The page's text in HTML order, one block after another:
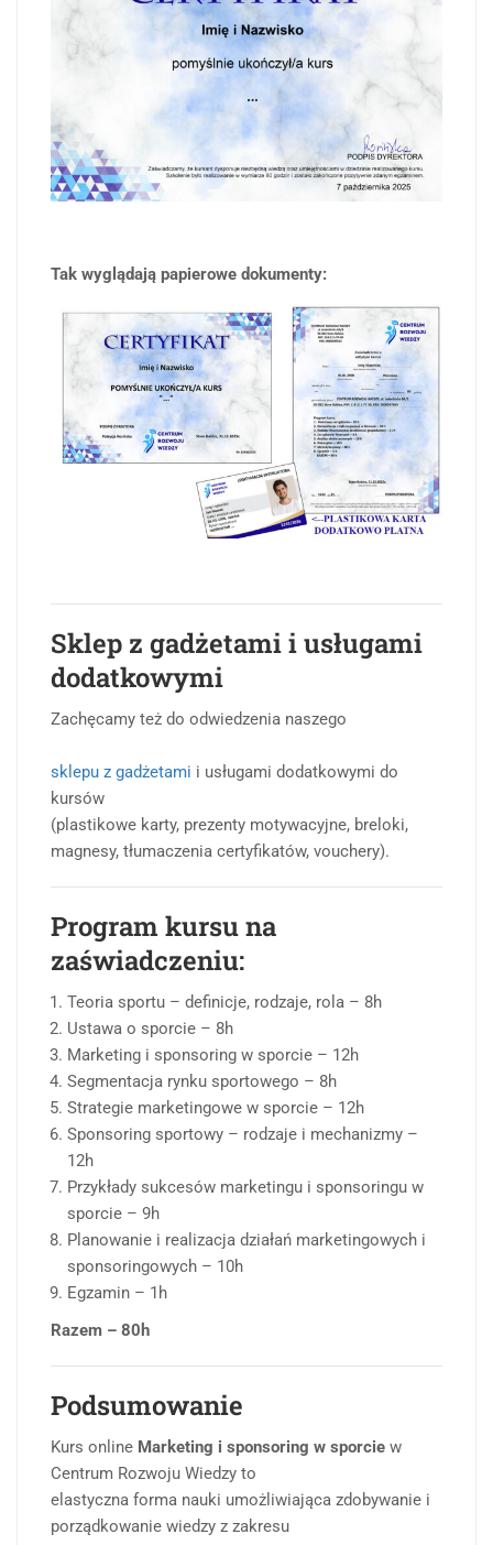
Tak wyglądają papierowe dokumenty:
Sklep z gadżetami i usługami
dodatkowymi
Zachęcamy też do odwiedzenia naszego
sklepu z gadżetami i usługami dodatkowymi do
kursów
(plastikowe karty, prezenty motywacyjne, breloki,
magnesy, tłumaczenia certyfikatów, vouchery).
Program kursu na
zaświadczeniu:
Teoria sportu – definicje, rodzaje, rola – 8h
Ustawa o sporcie – 8h
Marketing i sponsoring w sporcie – 12h
Segmentacja rynku sportowego – 8h
Strategie marketingowe w sporcie – 12h
Sponsoring sportowy – rodzaje i mechanizmy –
12h
Przykłady sukcesów marketingu i sponsoringu w
sporcie – 9h
Planowanie i realizacja działań marketingowych i
sponsoringowych – 10h
Egzamin – 1h
Razem – 80h
Podsumowanie
Kurs online Marketing i sponsoring w sporcie w
Centrum Rozwoju Wiedzy to
elastyczna forma nauki umożliwiająca zdobywanie i
porządkowanie wiedzy z zakresu